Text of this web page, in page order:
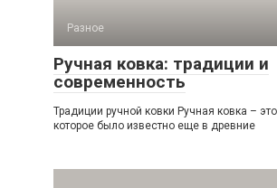
Разное
Ручная ковка: традиции и
современность
Традиции ручной ковки Ручная ковка – это
которое было известно еще в древние